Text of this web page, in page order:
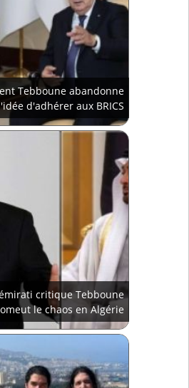
Tebboune abandonne
d'adhérer aux BRICS
critique Tebboune
le chaos en Algérie